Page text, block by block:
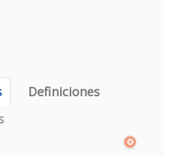
Definiciones